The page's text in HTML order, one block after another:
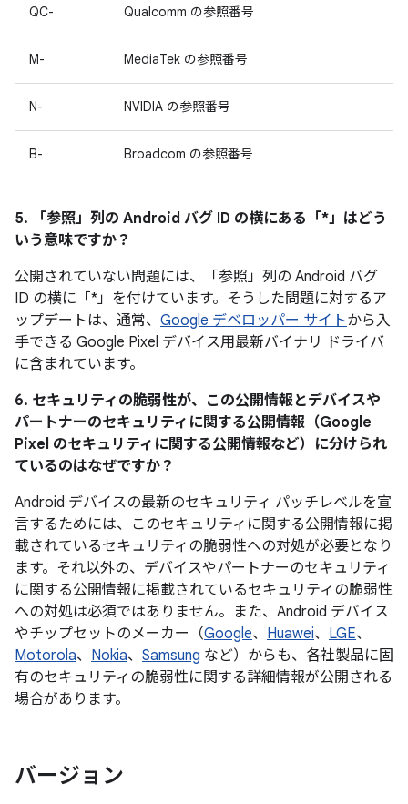
QC- Qualcomm の参照番号
M- MediaTek の参照番号
N- NVIDIA の参照番号
B- Broadcom の参照番号
5. 「参照」 列の Android バグ ID の横にある「*」はどう
いう意味ですか？
公開されていない問題には、「参照」列の Android バグ
ID の横に「*」を付けています。そうした問題に対するア
ップデートは、通常、 Google デベロッパー サイトから入
手できる Google Pixel デバイス用最新バイナリ ドライバ
に含まれています。
6. セキュリティの脆弱性が、この公開情報とデバイスや
パートナーのセキュリティに関する公開情報（Google
Pixel のセキュリティに関する公開情報など）に分けられ
ているのはなぜですか？
Android デバイスの最新のセキュリティ パッチレベルを宣
言するためには、このセキュリティに関する公開情報に掲
載されているセキュリティの脆弱性への対処が必要となり
ます。それ以外の、デバイスやパートナーのセキュリティ
に関する公開情報に掲載されているセキュリティの脆弱性
への対処は必須ではありません。また、Android デバイス
やチップセットのメーカー（Google、 Huawei、 LGE、
Motorola、 Nokia、 Samsung など）からも、各社製品に固
有のセキュリティの脆弱性に関する詳細情報が公開される
場合があります。
バージョン